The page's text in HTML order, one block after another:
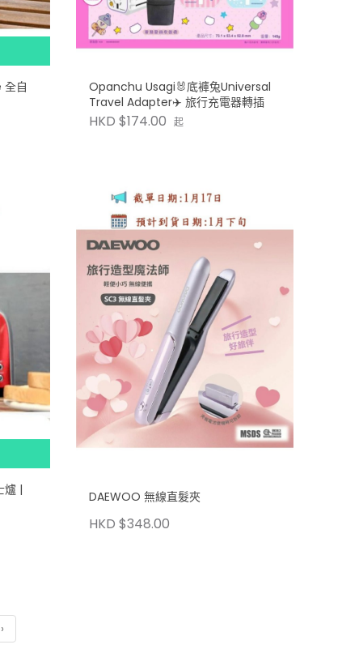
Opanchu Usagi🐰底褲兔Universal
Travel Adapter✈️ 旅行充電器轉插
HKD $174.00 起
DAEWOO 無線直髮夾
HKD $348.00
›